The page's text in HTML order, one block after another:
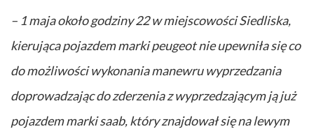
– 1 maja około godziny 22 w miejscowości Siedliska,
kierująca pojazdem marki peugeot nie upewniła się co
do możliwości wykonania manewru wyprzedzania
doprowadzając do zderzenia z wyprzedzającym ją już
pojazdem marki saab, który znajdował się na lewym